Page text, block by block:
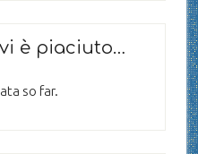
è piaciuto…
so far.